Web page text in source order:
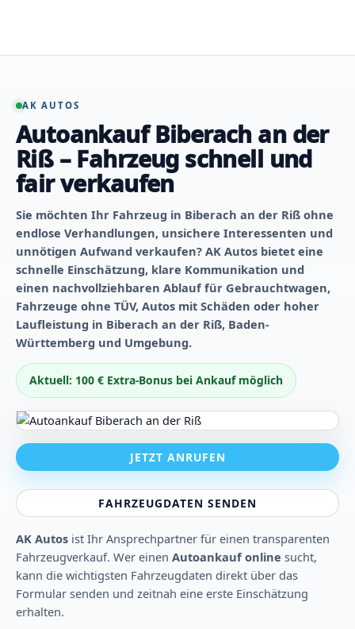
springen
AK AUTOS
Autoankauf Biberach an der
Riß – Fahrzeug schnell und
fair verkaufen
Sie möchten Ihr Fahrzeug in Biberach an der Riß ohne
endlose Verhandlungen, unsichere Interessenten und
unnötigen Aufwand verkaufen? AK Autos bietet eine
schnelle Einschätzung, klare Kommunikation und
einen nachvollziehbaren Ablauf für Gebrauchtwagen,
Fahrzeuge ohne TÜV, Autos mit Schäden oder hoher
Laufleistung in Biberach an der Riß, Baden-
Württemberg und Umgebung.
Aktuell: 100 € Extra-Bonus bei Ankauf möglich
JETZT ANRUFEN
FAHRZEUGDATEN SENDEN
AK Autos ist Ihr Ansprechpartner für einen transparenten
Fahrzeugverkauf. Wer einen Autoankauf online sucht,
kann die wichtigsten Fahrzeugdaten direkt über das
Formular senden und zeitnah eine erste Einschätzung
erhalten.